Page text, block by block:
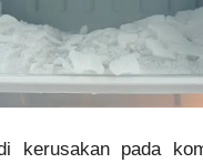
kerusakan pada